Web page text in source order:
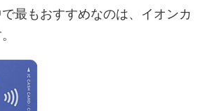
最もおすすめなのは、イオンカ